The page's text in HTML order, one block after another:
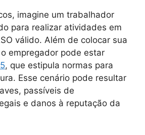
imagine um trabalhador
para realizar atividades em
válido. Além de colocar sua
empregador pode estar
, que estipula normas para
Esse cenário pode resultar
passíveis de
e danos à reputação da